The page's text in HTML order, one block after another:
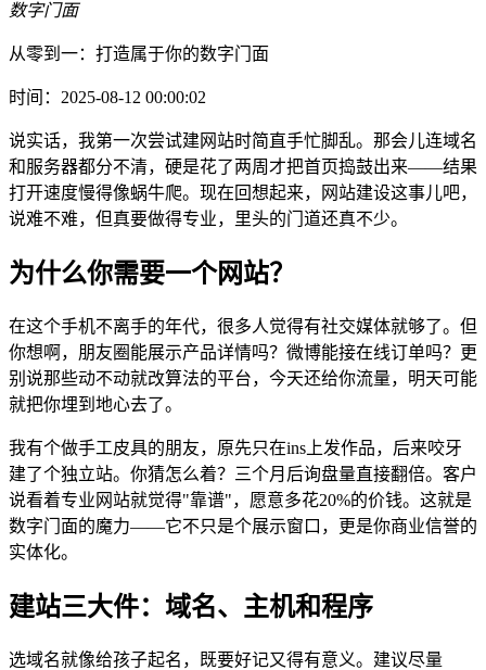
数字门面
从零到一：打造属于你的数字门面
时间：2025-08-12 00:00:02
说实话，我第一次尝试建网站时简直手忙脚乱。那会儿连域名
和服务器都分不清，硬是花了两周才把首页捣鼓出来——结果
打开速度慢得像蜗牛爬。现在回想起来，网站建设这事儿吧，
说难不难，但真要做得专业，里头的门道还真不少。
为什么你需要一个网站？
在这个手机不离手的年代，很多人觉得有社交媒体就够了。但
你想啊，朋友圈能展示产品详情吗？微博能接在线订单吗？更
别说那些动不动就改算法的平台，今天还给你流量，明天可能
就把你埋到地心去了。
我有个做手工皮具的朋友，原先只在ins上发作品，后来咬牙
建了个独立站。你猜怎么着？三个月后询盘量直接翻倍。客户
说看着专业网站就觉得"靠谱"，愿意多花20%的价钱。这就是
数字门面的魔力——它不只是个展示窗口，更是你商业信誉的
实体化。
建站三大件：域名、主机和程序
选域名就像给孩子起名，既要好记又得有意义。建议尽量